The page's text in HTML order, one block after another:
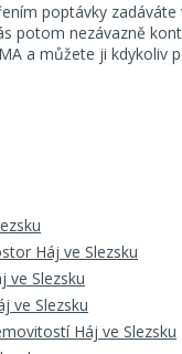
poptávky
potom nezávazně
a můžete ji kdykoliv
Háj ve Slezsku
ve Slezsku
ve Slezsku
Háj ve Slezsku